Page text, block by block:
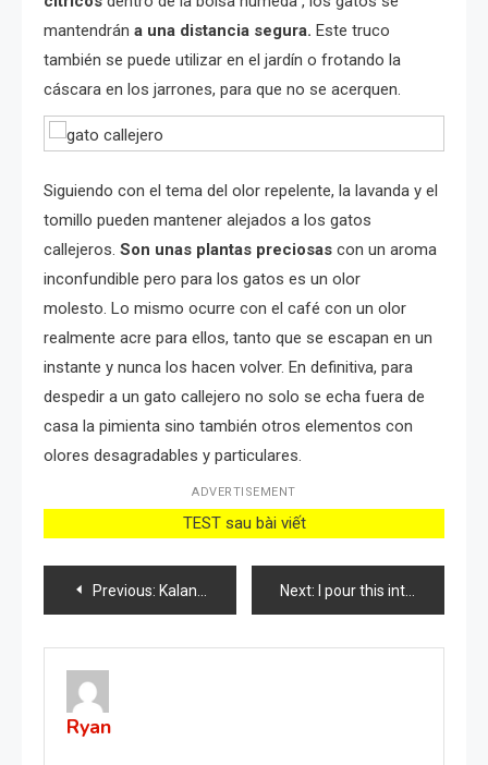
mantendrán a una distancia segura. Este truco
también se puede utilizar en el jardín o frotando la
cáscara en los jarrones, para que no se acerquen.
Siguiendo con el tema del olor repelente, la lavanda y el
tomillo pueden mantener alejados a los gatos
callejeros. Son unas plantas preciosas con un aroma
inconfundible pero para los gatos es un olor
molesto. Lo mismo ocurre con el café con un olor
realmente acre para ellos, tanto que se escapan en un
instante y nunca los hacen volver. En definitiva, para
despedir a un gato callejero no solo se echa fuera de
casa la pimienta sino también otros elementos con
olores desagradables y particulares.
ADVERTISEMENT
TEST sau bài viết
Post
navigation
Previous: Kalanchoe Pinnata – The plant with multiple benefits Next: I pour this into the raspberry patch in the spring, the branches break from the large berries.
Ryan